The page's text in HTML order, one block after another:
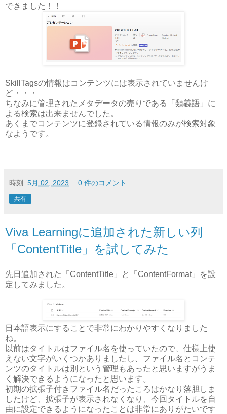
できました！！
SkillTagsの情報はコンテンツには表示されていませんけ
ど・・・
ちなみに管理されたメタデータの売りである「類義語」に
よる検索は出来ませんでした。
あくまでコンテンツに登録されている情報のみが検索対象
なようです。
時刻: 5月 02, 2023 0 件のコメント:
共有
Viva Learningに追加された新しい列
「ContentTitle」を試してみた
先日追加された「ContentTitle」と「ContentFormat」を設
定してみました。
日本語表示にすることで非常にわかりやすくなりました
ね。
以前はタイトルはファイル名を使っていたので、仕様上使
えない文字がいくつかありましたし、ファイル名とコンテ
ンツのタイトルは別という管理もあったと思いますがうま
く解決できるようになったと思います。
初期の拡張子付きファイル名だったころはかなり落胆しま
したけど、拡張子が表示されなくなり、今回タイトルを自
由に設定できるようになったことは非常にありがたいです